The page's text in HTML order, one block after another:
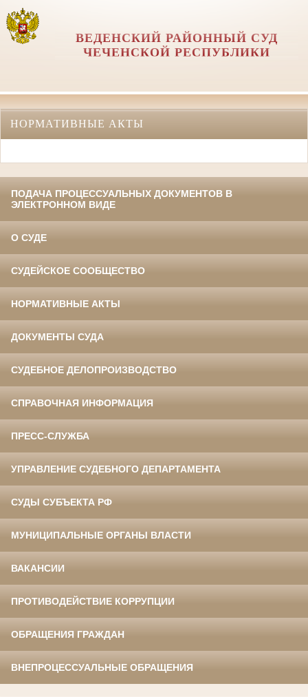
ВЕДЕНСКИЙ РАЙОННЫЙ СУД
ЧЕЧЕНСКОЙ РЕСПУБЛИКИ
НОРМАТИВНЫЕ АКТЫ
ПОДАЧА ПРОЦЕССУАЛЬНЫХ ДОКУМЕНТОВ В
ЭЛЕКТРОННОМ ВИДЕ
О СУДЕ
СУДЕЙСКОЕ СООБЩЕСТВО
НОРМАТИВНЫЕ АКТЫ
ДОКУМЕНТЫ СУДА
СУДЕБНОЕ ДЕЛОПРОИЗВОДСТВО
СПРАВОЧНАЯ ИНФОРМАЦИЯ
ПРЕСС-СЛУЖБА
УПРАВЛЕНИЕ СУДЕБНОГО ДЕПАРТАМЕНТА
СУДЫ СУБЪЕКТА РФ
МУНИЦИПАЛЬНЫЕ ОРГАНЫ ВЛАСТИ
ВАКАНСИИ
ПРОТИВОДЕЙСТВИЕ КОРРУПЦИИ
ОБРАЩЕНИЯ ГРАЖДАН
ВНЕПРОЦЕССУАЛЬНЫЕ ОБРАЩЕНИЯ